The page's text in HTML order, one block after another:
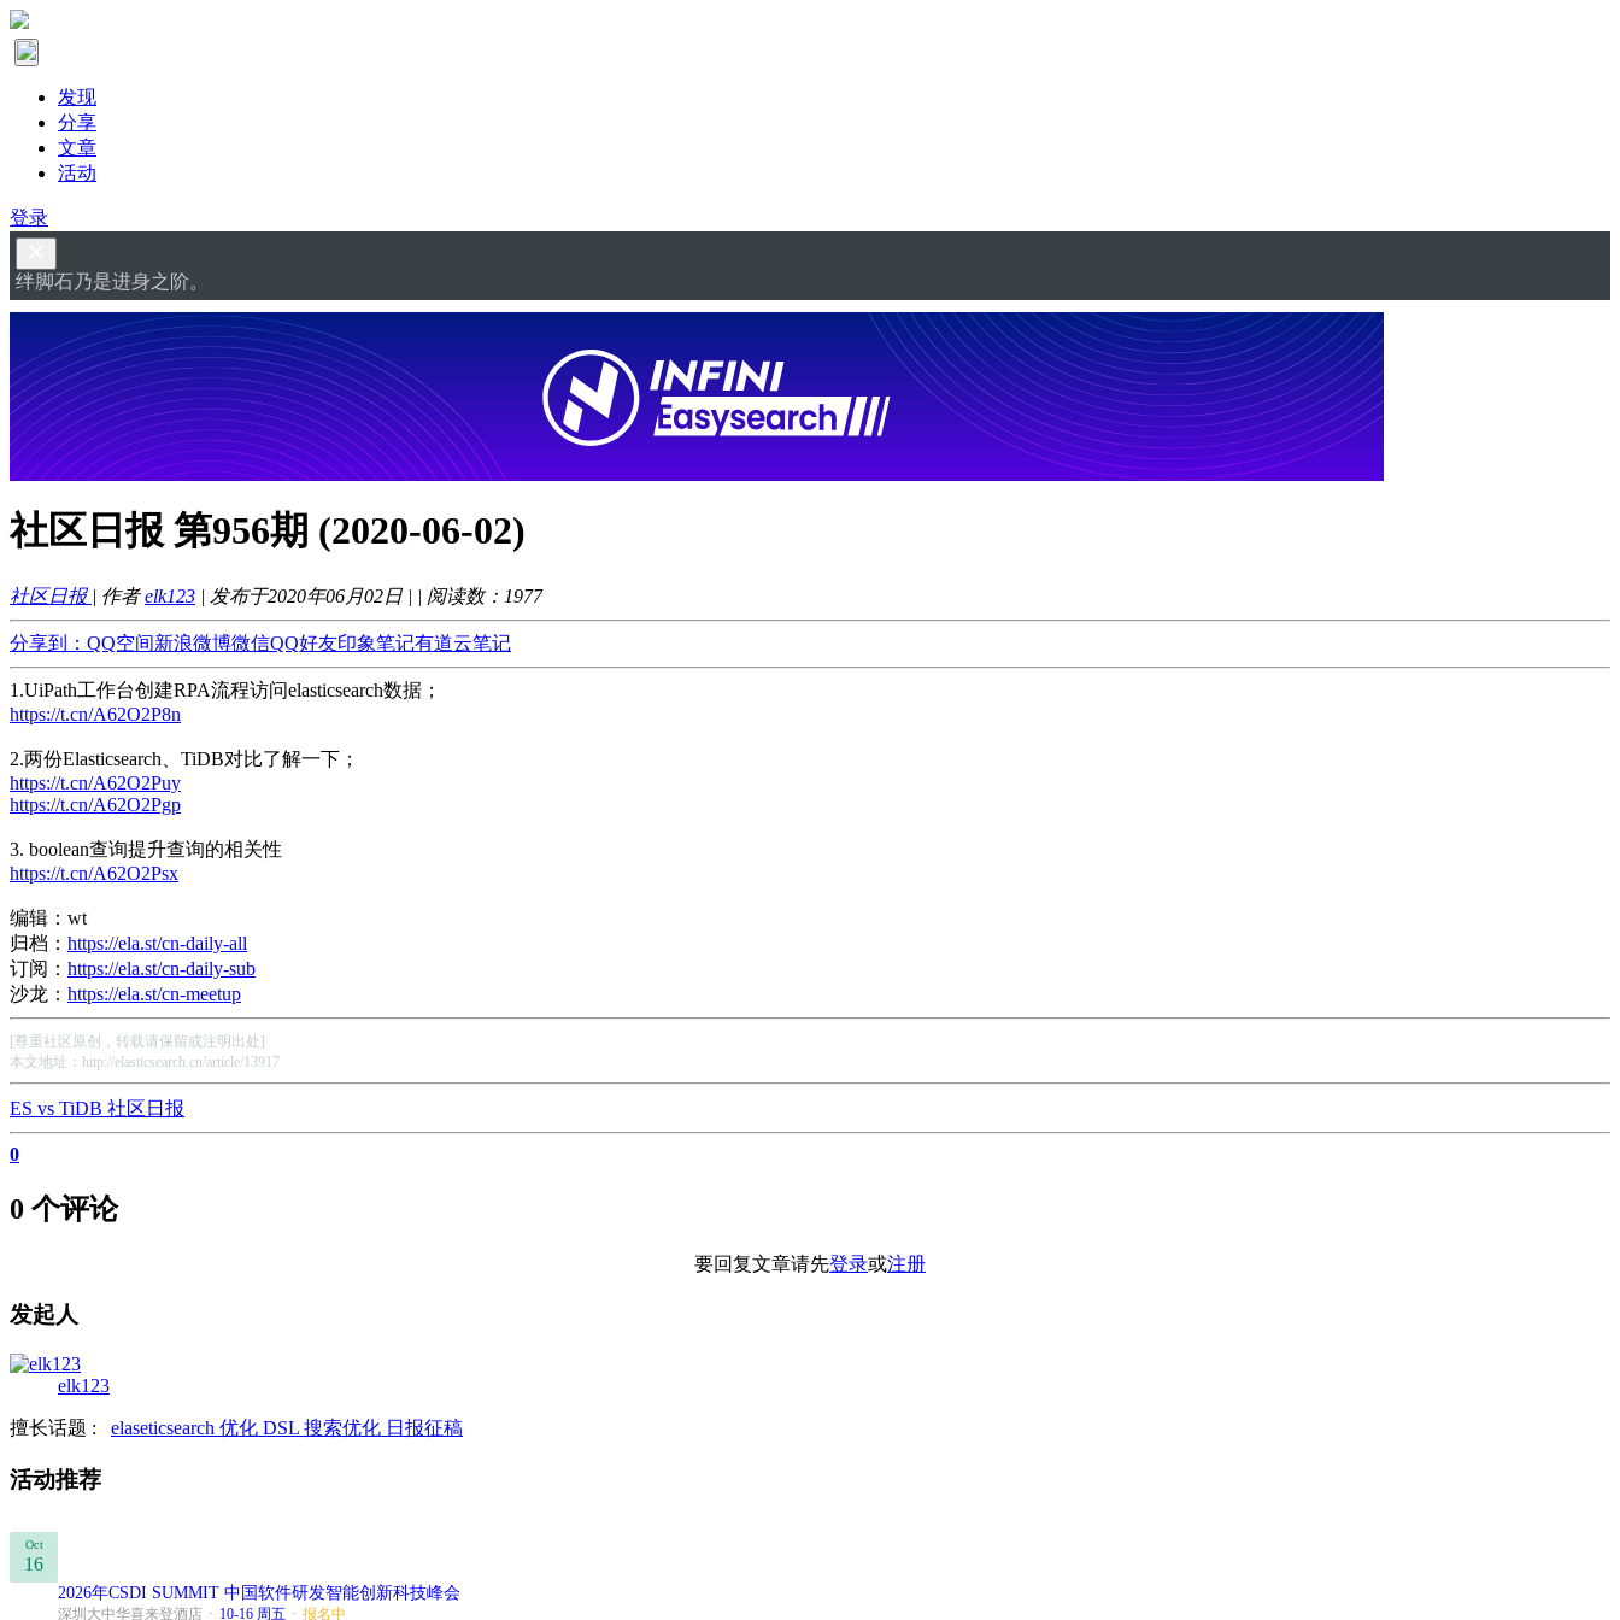
发现
分享
文章
活动
登录
绊脚石乃是进身之阶。
社区日报 第956期 (2020-06-02)
社区日报 | 作者elk123 | 发布于2020年06月02日 | | 阅读数： 1977
分享到： QQ空间新浪微博微信QQ好友印象笔记有道云笔记
1.UiPath工作台创建RPA流程访问elasticsearch数据；
https://t.cn/A62O2P8n
2.两份Elasticsearch、TiDB对比了解一下；
https://t.cn/A62O2Puy
https://t.cn/A62O2Pgp
3. boolean查询提升查询的相关性
https://t.cn/A62O2Psx
编辑：wt
归档： https://ela.st/cn-daily-all
订阅： https://ela.st/cn-daily-sub
沙龙： https://ela.st/cn-meetup
[尊重社区原创，转载请保留或注明出处]
本文地址：http://elasticsearch.cn/article/13917
ES vs TiDB 社区日报
0
0 个评论
要回复文章请先登录或注册
发起人
elk123
擅长话题 : elaseticsearch 优化 DSL 搜索优化 日报征稿
活动推荐
Oct
16
2026年CSDI SUMMIT 中国软件研发智能创新科技峰会
深圳大中华喜来登酒店 · 10-16 周五 · 报名中